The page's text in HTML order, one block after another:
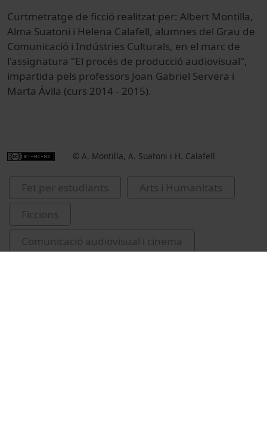
Curtmetratge de ficció realitzat per: Albert Montilla,
Alma Suatoni i Helena Calafell, alumnes del Grau de
Comunicació i Indústries Culturals, en el marc de
l'assignatura "El procés de producció audiovisual",
impartida pels professors Joan Gabriel Servera i
Marta Ávila (curs 2014 - 2015).
© A. Montilla, A. Suatoni i H. Calafell
Fet per estudiants
Arts i Humanitats
Ficcions
Comunicació audiovisual i cinema